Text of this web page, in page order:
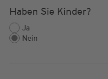
Haben Sie Kinder?
Ja
Nein